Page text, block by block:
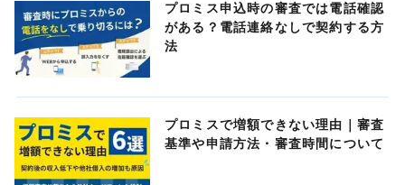
プロミス申込時の審査では電話確認
がある？電話連絡なしで契約する方
法
プロミスで増額できない理由｜審査
基準や申請方法・審査時間について